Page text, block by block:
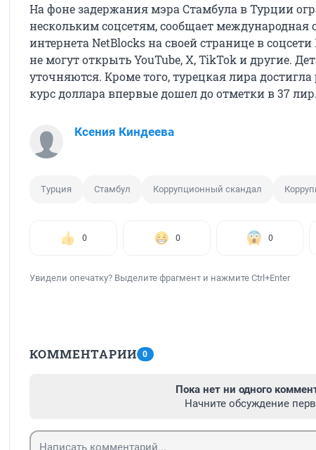
На фоне задержания мэра Стамбула в Турции
нескольким соцсетям, сообщает международная
интернета NetBlocks на своей странице в
не могут открыть YouTube, X, TikTok и другие.
уточняются. Кроме того, турецкая лира
курс доллара впервые дошел до отметки в 37 лир.
Ксения Киндеева
Турция Стамбул Коррупционный скандал
0 0 0
Увидели опечатку? Выделите фрагмент и нажмите Ctrl+Enter
КОММЕНТАРИИ 0
Пока нет ни одного
Начните обсуждение